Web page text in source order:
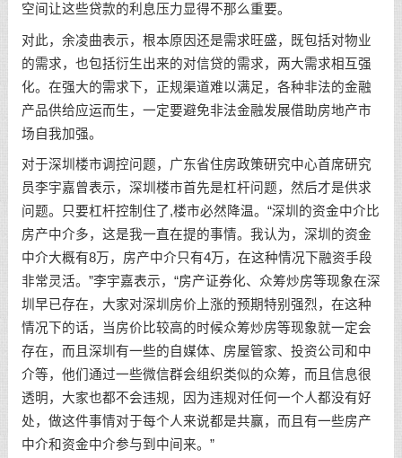
空间让这些贷款的利息压力显得不那么重要。
对此，余凌曲表示，根本原因还是需求旺盛，既包括对物业
的需求，也包括衍生出来的对信贷的需求，两大需求相互强
化。在强大的需求下，正规渠道难以满足，各种非法的金融
产品供给应运而生，一定要避免非法金融发展借助房地产市
场自我加强。
对于深圳楼市调控问题，广东省住房政策研究中心首席研究
员李宇嘉曾表示，深圳楼市首先是杠杆问题，然后才是供求
问题。只要杠杆控制住了,楼市必然降温。“深圳的资金中介比
房产中介多，这是我一直在提的事情。我认为，深圳的资金
中介大概有8万，房产中介只有4万，在这种情况下融资手段
非常灵活。”李宇嘉表示，“房产证券化、众筹炒房等现象在深
圳早已存在，大家对深圳房价上涨的预期特别强烈，在这种
情况下的话，当房价比较高的时候众筹炒房等现象就一定会
存在，而且深圳有一些的自媒体、房屋管家、投资公司和中
介等，他们通过一些微信群会组织类似的众筹，而且信息很
透明，大家也都不会违规，因为违规对任何一个人都没有好
处，做这件事情对于每个人来说都是共赢，而且有一些房产
中介和资金中介参与到中间来。”